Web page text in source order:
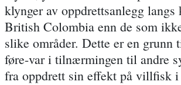
klynger av oppdrettsanlegg langs
British Colombia enn de som
slike områder. Dette er en grunn
føre-var i tilnærmingen til andre
fra oppdrett sin effekt på villfisk i